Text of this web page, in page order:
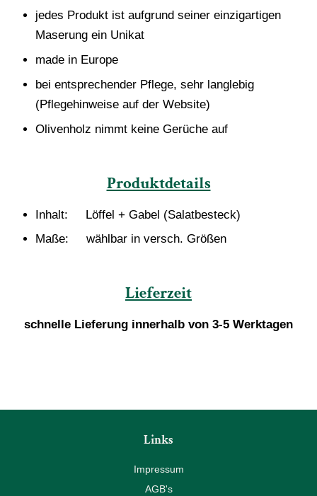
jedes Produkt ist aufgrund seiner einzigartigen
Maserung ein Unikat
made in Europe
bei entsprechender Pflege, sehr langlebig
(Pflegehinweise auf der Website)
Olivenholz nimmt keine Gerüche auf
Produktdetails
Inhalt: Löffel + Gabel (Salatbesteck)
Maße: wählbar in versch. Größen
Lieferzeit
schnelle Lieferung innerhalb von 3-5 Werktagen
Links
Impressum
AGB's